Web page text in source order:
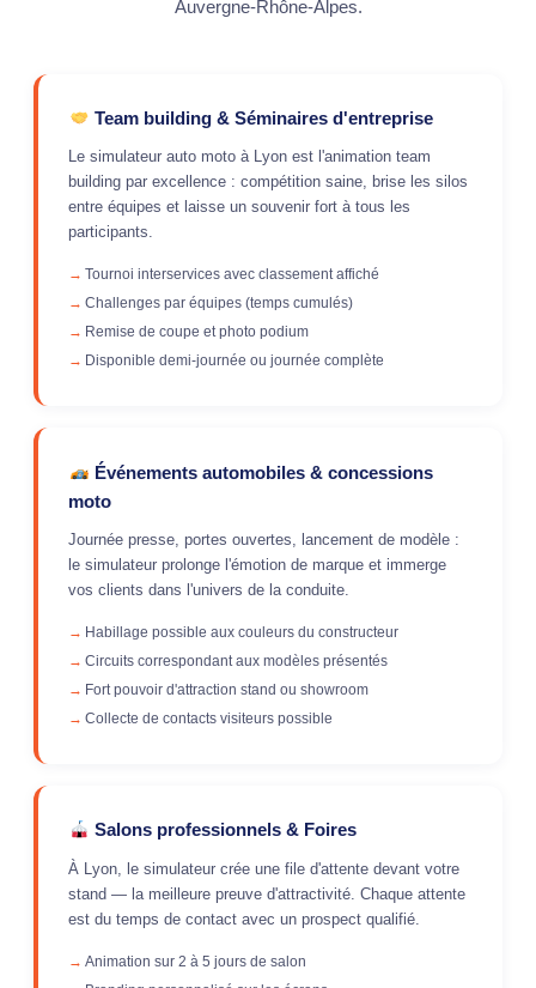
Auvergne-Rhône-Alpes.
Team building & Séminaires d'entreprise
Le simulateur auto moto à Lyon est l'animation team
building par excellence : compétition saine, brise les silos
entre équipes et laisse un souvenir fort à tous les
participants.
Tournoi interservices avec classement affiché
Challenges par équipes (temps cumulés)
Remise de coupe et photo podium
Disponible demi-journée ou journée complète
Événements automobiles & concessions
moto
Journée presse, portes ouvertes, lancement de modèle :
le simulateur prolonge l'émotion de marque et immerge
vos clients dans l'univers de la conduite.
Habillage possible aux couleurs du constructeur
Circuits correspondant aux modèles présentés
Fort pouvoir d'attraction stand ou showroom
Collecte de contacts visiteurs possible
Salons professionnels & Foires
À Lyon, le simulateur crée une file d'attente devant votre
stand — la meilleure preuve d'attractivité. Chaque attente
est du temps de contact avec un prospect qualifié.
Animation sur 2 à 5 jours de salon